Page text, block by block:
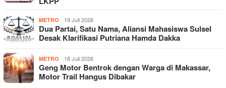
METRO 19 Juli 2026
Dua Partai, Satu Nama, Aliansi Mahasiswa Sulsel
Desak Klarifikasi Putriana Hamda Dakka
METRO 18 Juli 2026
Geng Motor Bentrok dengan Warga di Makassar,
Motor Trail Hangus Dibakar